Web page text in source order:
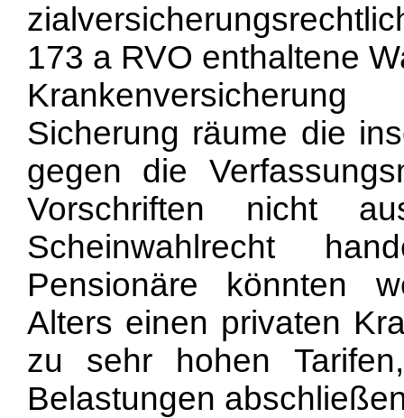
173 a RVO enthaltene
Sicherung räume die
gegen die
Vorschriften nicht
Scheinwahlrecht
Pensionäre könnten
Alters einen privaten
zu sehr hohen
Belastungen